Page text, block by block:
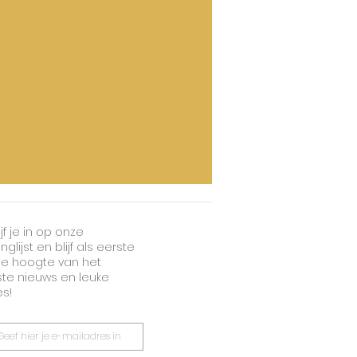
je in op onze
en blijf als eerste
hoogte van het
nieuws en leuke